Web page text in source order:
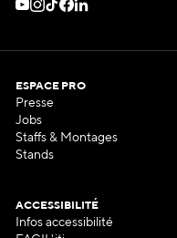
ESPACE PRO
Presse
Jobs
Staffs & Montages
Stands
ACCESSIBILITÉ
Infos accessibilité